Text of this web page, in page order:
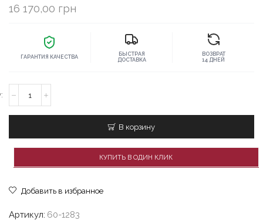
16 170,00 грн
ГАРАНТИЯ КАЧЕСТВА
БЫСТРАЯ
ДОСТАВКА
ВОЗВРАТ
14 ДНЕЙ
товара
цена
В корзину
КУПИТЬ В ОДИН КЛИК
Добавить в избранное
Артикул: 60-1283